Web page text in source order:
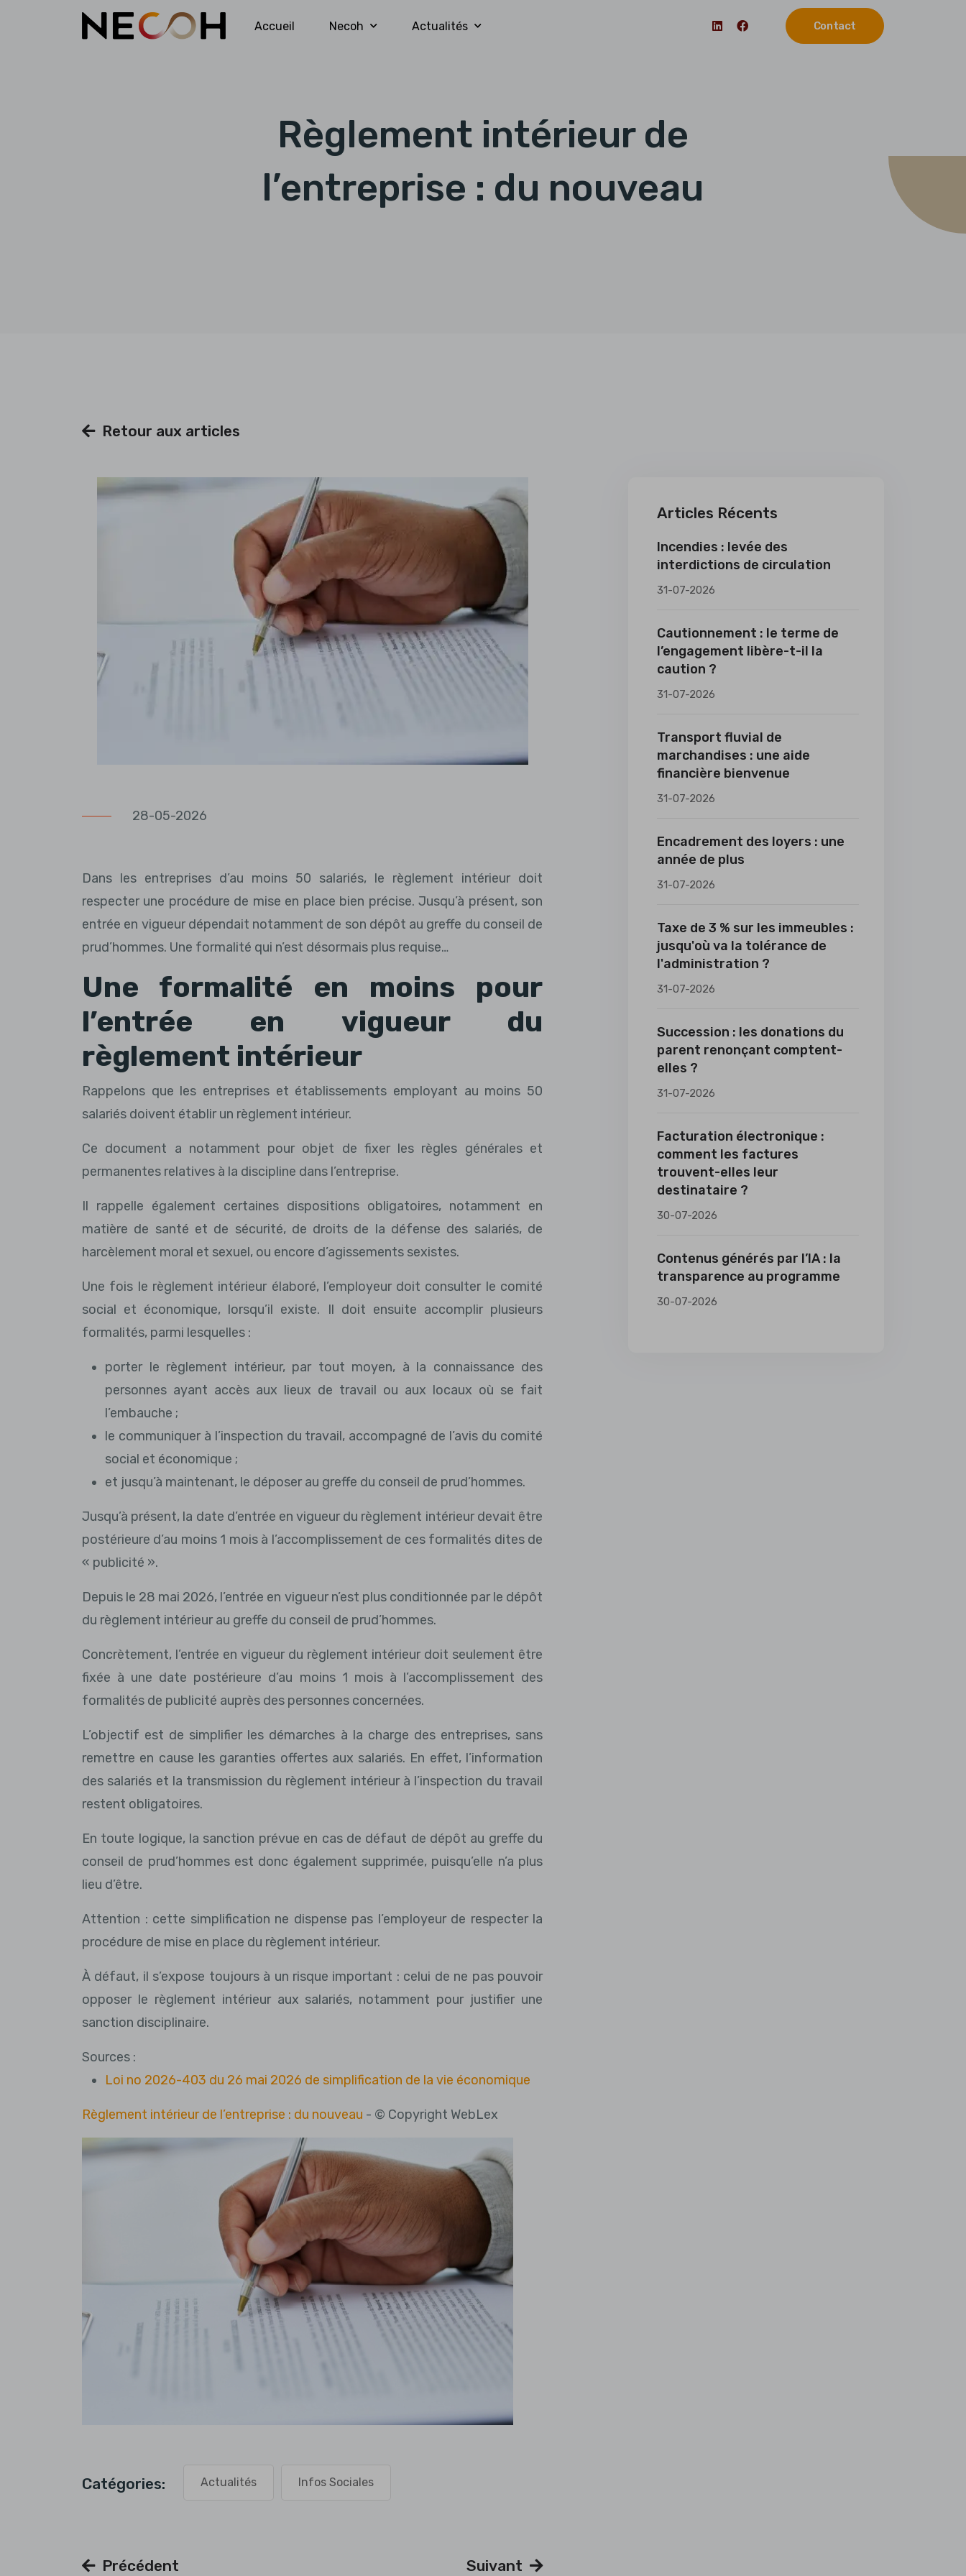
Accueil Necoh Actualités Contact
Règlement intérieur de
l’entreprise : du nouveau
Retour aux articles
28-05-2026
Dans les entreprises d’au moins 50 salariés, le règlement intérieur doit
respecter une procédure de mise en place bien précise. Jusqu’à présent, son
entrée en vigueur dépendait notamment de son dépôt au greffe du conseil de
prud’hommes. Une formalité qui n’est désormais plus requise…
Une formalité en moins pour
l’entrée en vigueur du
règlement intérieur
Rappelons que les entreprises et établissements employant au moins 50
salariés doivent établir un règlement intérieur.
Ce document a notamment pour objet de fixer les règles générales et
permanentes relatives à la discipline dans l’entreprise.
Il rappelle également certaines dispositions obligatoires, notamment en
matière de santé et de sécurité, de droits de la défense des salariés, de
harcèlement moral et sexuel, ou encore d’agissements sexistes.
Une fois le règlement intérieur élaboré, l’employeur doit consulter le comité
social et économique, lorsqu’il existe. Il doit ensuite accomplir plusieurs
formalités, parmi lesquelles :
porter le règlement intérieur, par tout moyen, à la connaissance des
personnes ayant accès aux lieux de travail ou aux locaux où se fait
l’embauche ;
le communiquer à l’inspection du travail, accompagné de l’avis du comité
social et économique ;
et jusqu’à maintenant, le déposer au greffe du conseil de prud’hommes.
Jusqu’à présent, la date d’entrée en vigueur du règlement intérieur devait être
postérieure d’au moins 1 mois à l’accomplissement de ces formalités dites de
« publicité ».
Depuis le 28 mai 2026, l’entrée en vigueur n’est plus conditionnée par le dépôt
du règlement intérieur au greffe du conseil de prud’hommes.
Concrètement, l’entrée en vigueur du règlement intérieur doit seulement être
fixée à une date postérieure d’au moins 1 mois à l’accomplissement des
formalités de publicité auprès des personnes concernées.
L’objectif est de simplifier les démarches à la charge des entreprises, sans
remettre en cause les garanties offertes aux salariés. En effet, l’information
des salariés et la transmission du règlement intérieur à l’inspection du travail
restent obligatoires.
En toute logique, la sanction prévue en cas de défaut de dépôt au greffe du
conseil de prud’hommes est donc également supprimée, puisqu’elle n’a plus
lieu d’être.
Attention : cette simplification ne dispense pas l’employeur de respecter la
procédure de mise en place du règlement intérieur.
À défaut, il s’expose toujours à un risque important : celui de ne pas pouvoir
opposer le règlement intérieur aux salariés, notamment pour justifier une
sanction disciplinaire.
Sources :
Loi no 2026-403 du 26 mai 2026 de simplification de la vie économique
Règlement intérieur de l’entreprise : du nouveau - © Copyright WebLex
Catégories: Actualités Infos Sociales
Précédent Suivant
Articles Récents
Incendies : levée des
interdictions de circulation
31-07-2026
Cautionnement : le terme de
l’engagement libère-t-il la
caution ?
31-07-2026
Transport fluvial de
marchandises : une aide
financière bienvenue
31-07-2026
Encadrement des loyers : une
année de plus
31-07-2026
Taxe de 3 % sur les immeubles :
jusqu'où va la tolérance de
l'administration ?
31-07-2026
Succession : les donations du
parent renonçant comptent-
elles ?
31-07-2026
Facturation électronique :
comment les factures
trouvent-elles leur
destinataire ?
30-07-2026
Contenus générés par l’IA : la
transparence au programme
30-07-2026